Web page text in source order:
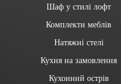
Шаф у стилі лофт
Комплекти меблів
Натяжні стелі
Кухня на замовлення
Кухонний острів